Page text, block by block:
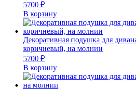
5700 ₽
В корзину
Декоративная подушка для
коричневый, на молнии
5700 ₽
В корзину